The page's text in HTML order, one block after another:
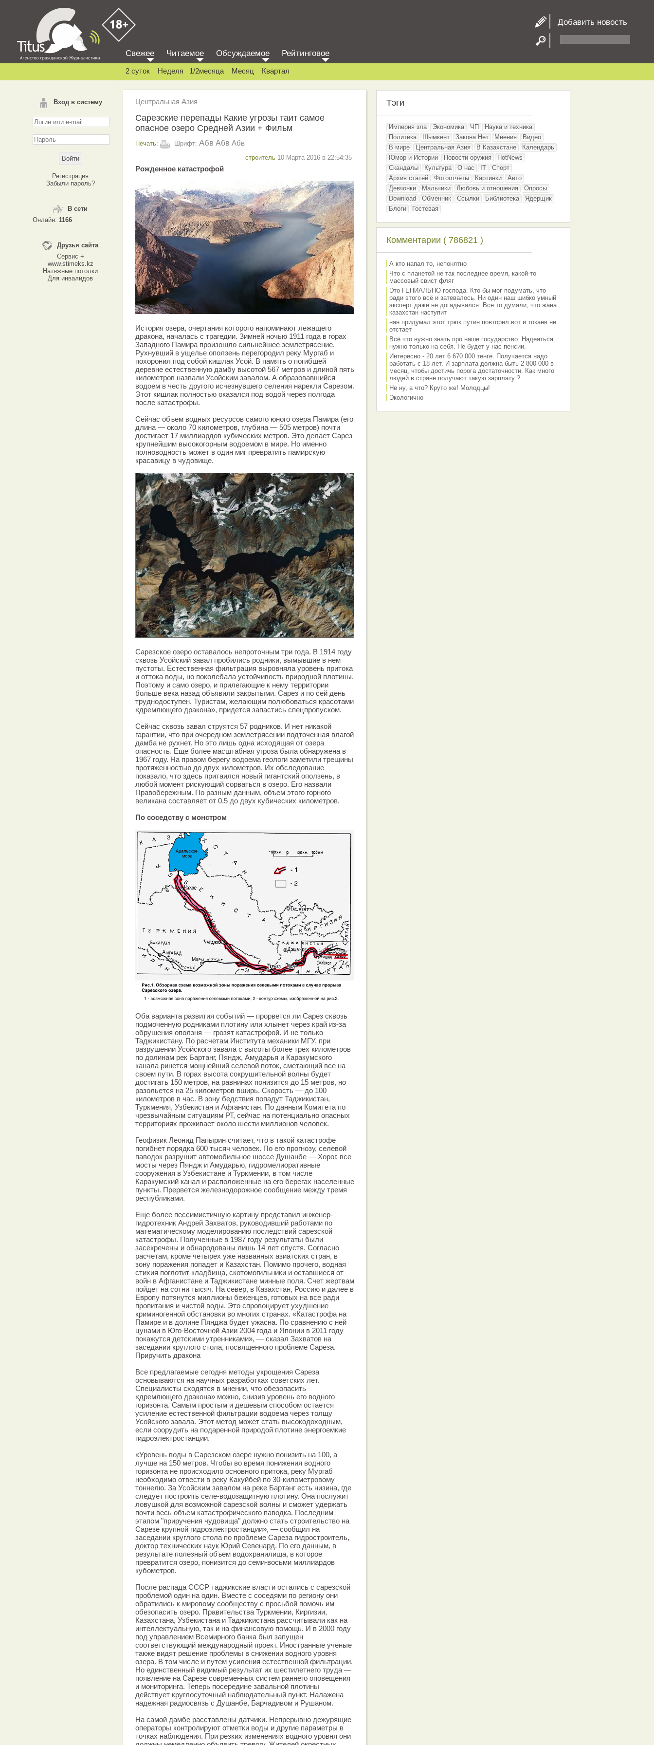
Добавить новость
Вход в систему
Регистрация
Забыли пароль?
В сети
Онлайн: 1166
Друзья сайта
Сервис +
www.stimeks.kz
Натяжные потолки
Для инвалидов
Свежее Читаемое Обсуждаемое Рейтинговое
2 суток Неделя 1/2месяца Месяц Квартал
Центральная Азия
Сарезские перепады Какие угрозы таит самое
опасное озеро Средней Азии + Фильм
Печать: Шрифт: Абв Абв Абв
строитель 10 Марта 2016 в 22:54:35
Рожденное катастрофой
История озера, очертания которого напоминают лежащего
дракона, началась с трагедии. Зимней ночью 1911 года в горах
Западного Памира произошло сильнейшее землетрясение.
Рухнувший в ущелье оползень перегородил реку Мургаб и
похоронил под собой кишлак Усой. В память о погибшей
деревне естественную дамбу высотой 567 метров и длиной пять
километров назвали Усойским завалом. А образовавшийся
водоем в честь другого исчезнувшего селения нарекли Сарезом.
Этот кишлак полностью оказался под водой через полгода
после катастрофы.
Сейчас объем водных ресурсов самого юного озера Памира (его
длина — около 70 километров, глубина — 505 метров) почти
достигает 17 миллиардов кубических метров. Это делает Сарез
крупнейшим высокогорным водоемом в мире. Но именно
полноводность может в один миг превратить памирскую
красавицу в чудовище.
Сарезское озеро оставалось непроточным три года. В 1914 году
сквозь Усойский завал пробились родники, вымывшие в нем
пустоты. Естественная фильтрация выровняла уровень притока
и оттока воды, но поколебала устойчивость природной плотины.
Поэтому и само озеро, и прилегающие к нему территории
больше века назад объявили закрытыми. Сарез и по сей день
труднодоступен. Туристам, желающим полюбоваться красотами
«дремлющего дракона», придется запастись спецпропуском.
Сейчас сквозь завал струятся 57 родников. И нет никакой
гарантии, что при очередном землетрясении подточенная влагой
дамба не рухнет. Но это лишь одна исходящая от озера
опасность. Еще более масштабная угроза была обнаружена в
1967 году. На правом берегу водоема геологи заметили трещины
протяженностью до двух километров. Их обследование
показало, что здесь притаился новый гигантский оползень, в
любой момент рискующий сорваться в озеро. Его назвали
Правобережным. По разным данным, объем этого горного
великана составляет от 0,5 до двух кубических километров.
По соседству с монстром
Оба варианта развития событий — прорвется ли Сарез сквозь
подмоченную родниками плотину или хлынет через край из-за
обрушения оползня — грозят катастрофой. И не только
Таджикистану. По расчетам Института механики МГУ, при
разрушении Усойского завала с высоты более трех километров
по долинам рек Бартанг, Пяндж, Амударья и Каракумского
канала ринется мощнейший селевой поток, сметающий все на
своем пути. В горах высота сокрушительной волны будет
достигать 150 метров, на равнинах понизится до 15 метров, но
разольется на 25 километров вширь. Скорость — до 100
километров в час. В зону бедствия попадут Таджикистан,
Туркмения, Узбекистан и Афганистан. По данным Комитета по
чрезвычайным ситуациям РТ, сейчас на потенциально опасных
территориях проживает около шести миллионов человек.
Геофизик Леонид Папырин считает, что в такой катастрофе
погибнет порядка 600 тысяч человек. По его прогнозу, селевой
паводок разрушит автомобильное шоссе Душанбе — Хорог, все
мосты через Пяндж и Амударью, гидромелиоративные
сооружения в Узбекистане и Туркмении, в том числе
Каракумский канал и расположенные на его берегах населенные
пункты. Прервется железнодорожное сообщение между тремя
республиками.
Еще более пессимистичную картину представил инженер-
гидротехник Андрей Захватов, руководивший работами по
математическому моделированию последствий сарезской
катастрофы. Полученные в 1987 году результаты были
засекречены и обнародованы лишь 14 лет спустя. Согласно
расчетам, кроме четырех уже названных азиатских стран, в
зону поражения попадет и Казахстан. Помимо прочего, водная
стихия поглотит кладбища, скотомогильники и оставшиеся от
войн в Афганистане и Таджикистане минные поля. Счет жертвам
пойдет на сотни тысяч. На север, в Казахстан, Россию и далее в
Европу потянутся миллионы беженцев, готовых на все ради
пропитания и чистой воды. Это спровоцирует ухудшение
криминогенной обстановки во многих странах. «Катастрофа на
Памире и в долине Пянджа будет ужасна. По сравнению с ней
цунами в Юго-Восточной Азии 2004 года и Японии в 2011 году
покажутся детскими утренниками», — сказал Захватов на
заседании круглого стола, посвященного проблеме Сареза.
Приручить дракона
Все предлагаемые сегодня методы укрощения Сареза
основываются на научных разработках советских лет.
Специалисты сходятся в мнении, что обезопасить
«дремлющего дракона» можно, снизив уровень его водного
горизонта. Самым простым и дешевым способом остается
усиление естественной фильтрации водоема через толщу
Усойского завала. Этот метод может стать высокодоходным,
если соорудить на подаренной природой плотине энергоемкие
гидроэлектростанции.
«Уровень воды в Сарезском озере нужно понизить на 100, а
лучше на 150 метров. Чтобы во время понижения водного
горизонта не происходило основного притока, реку Мургаб
необходимо отвести в реку Какуйбей по 30-километровому
тоннелю. За Усойским завалом на реке Бартанг есть низина, где
следует построить селе-водозащитную плотину. Она послужит
ловушкой для возможной сарезской волны и сможет удержать
почти весь объем катастрофического паводка. Последним
этапом "приручения чудовища" должно стать строительство на
Сарезе крупной гидроэлектростанции», — сообщил на
заседании круглого стола по проблеме Сареза гидростроитель,
доктор технических наук Юрий Севенард. По его данным, в
результате полезный объем водохранилища, в которое
превратится озеро, понизится до семи-восьми миллиардов
кубометров.
После распада СССР таджикские власти остались с сарезской
проблемой один на один. Вместе с соседями по региону они
обратились к мировому сообществу с просьбой помочь им
обезопасить озеро. Правительства Туркмении, Киргизии,
Казахстана, Узбекистана и Таджикистана рассчитывали как на
интеллектуальную, так и на финансовую помощь. И в 2000 году
под управлением Всемирного банка был запущен
соответствующий международный проект. Иностранные ученые
также видят решение проблемы в снижении водного уровня
озера. В том числе и путем усиления естественной фильтрации.
Но единственный видимый результат их шестилетнего труда —
появление на Сарезе современных систем раннего оповещения
и мониторинга. Теперь посередине завальной плотины
действует круглосуточный наблюдательный пункт. Налажена
надежная радиосвязь с Душанбе, Барчадивом и Рушаном.
На самой дамбе расставлены датчики. Непрерывно дежурящие
операторы контролируют отметки воды и другие параметры в
точках наблюдения. При резких изменениях водного уровня они
Тэги
Империя зла Экономика ЧП
Наука и техника
Политика
Шымкент Закона.Нет Мнения
Видео
В мире
Центральная Азия В Казахстане
Календарь
Юмор и Истории
Новости оружия
HotNews
Скандалы
Культура О нас IT
Спорт
Архив статей
Фотоотчёты Картинки
Авто
Девчонки
Мальчики Любовь и отношения
Опросы
Download
Обменник Ссылки Библиотека
Ядерщик
Блоги
Гостевая
Комментарии ( 786821 )
А кто напал то, непонятно
Что с планетой не так последнее время, какой-то
массовый свист фляг
Это ГЕНИАЛЬНО господа. Кто бы мог подумать, что
ради этого всё и затевалось. Ни один наш шибко умный
эксперт даже не догадывался. Все то думали, что жана
казахстан наступит
нан придумал этот трюк путин повторил вот и токаев не
отстает
Всё что нужно знать про наше государство. Надеяться
нужно только на себя. Не будет у нас пенсии.
Интересно - 20 лет 6 670 000 тенге. Получается надо
работать с 18 лет. И зарплата должна быть 2 800 000 в
месяц, чтобы достичь порога достаточности. Как много
людей в стране получают такую зарплату ?
Не ну, а что? Круто же! Молодцы!
Экологично